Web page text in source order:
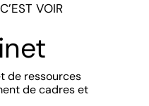
VOIR
de ressources
de cadres et